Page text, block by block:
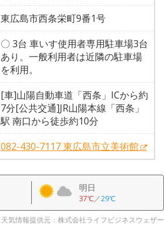
東広島市西条栄町9番1号
〇 3台 車いす使用者専用駐車場3台
あり。一般利用者は近隣の駐車場
を利用。
[車]山陽自動車道「西条」ICから約
7分[公共交通]JR山陽本線「西条」
駅 南口から徒歩約10分
082-430-7117 東広島市立美術館
明日
37℃／29℃
天気情報提供元：株式会社ライフビジネスウェザー